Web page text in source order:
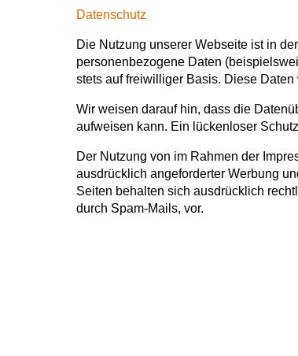
Datenschutz
Die Nutzung unserer Webseite ist in
personenbezogene Daten
stets auf freiwilliger Basis. Diese
Wir weisen darauf hin, dass die
aufweisen kann. Ein lückenloser
Der Nutzung von im Rahmen der
ausdrücklich angeforderter Werbung
Seiten behalten sich ausdrücklich
durch Spam-Mails, vor.